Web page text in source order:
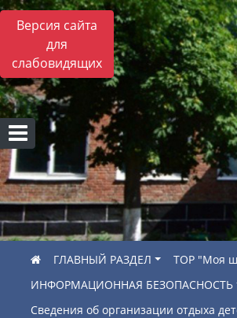
Версия сайта
для
слабовидящих
ГЛАВНЫЙ РАЗДЕЛ ТОР "Моя
ИНФОРМАЦИОННАЯ БЕЗОПАСНОСТЬ
Сведения об организации отдыха